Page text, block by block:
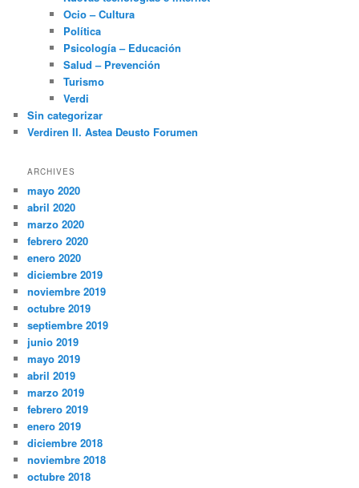
Ocio – Cultura
Política
Psicología – Educación
Salud – Prevención
Turismo
Verdi
Sin categorizar
Verdiren II. Astea Deusto Forumen
ARCHIVES
mayo 2020
abril 2020
marzo 2020
febrero 2020
enero 2020
diciembre 2019
noviembre 2019
octubre 2019
septiembre 2019
junio 2019
mayo 2019
abril 2019
marzo 2019
febrero 2019
enero 2019
diciembre 2018
noviembre 2018
octubre 2018